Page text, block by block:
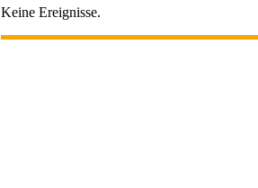
Keine Ereignisse.